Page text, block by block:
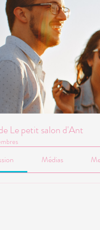
Le petit salon d'Ant
Médias